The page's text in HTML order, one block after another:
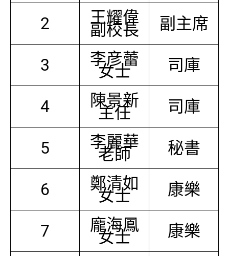
2 王耀偉
副校長 副主席
3 李彦蕾
女士 司庫
4 陳景新
主任 司庫
5 李麗華
老師 秘書
6 鄭清如
女士 康樂
7 龐海鳳
女士 康樂